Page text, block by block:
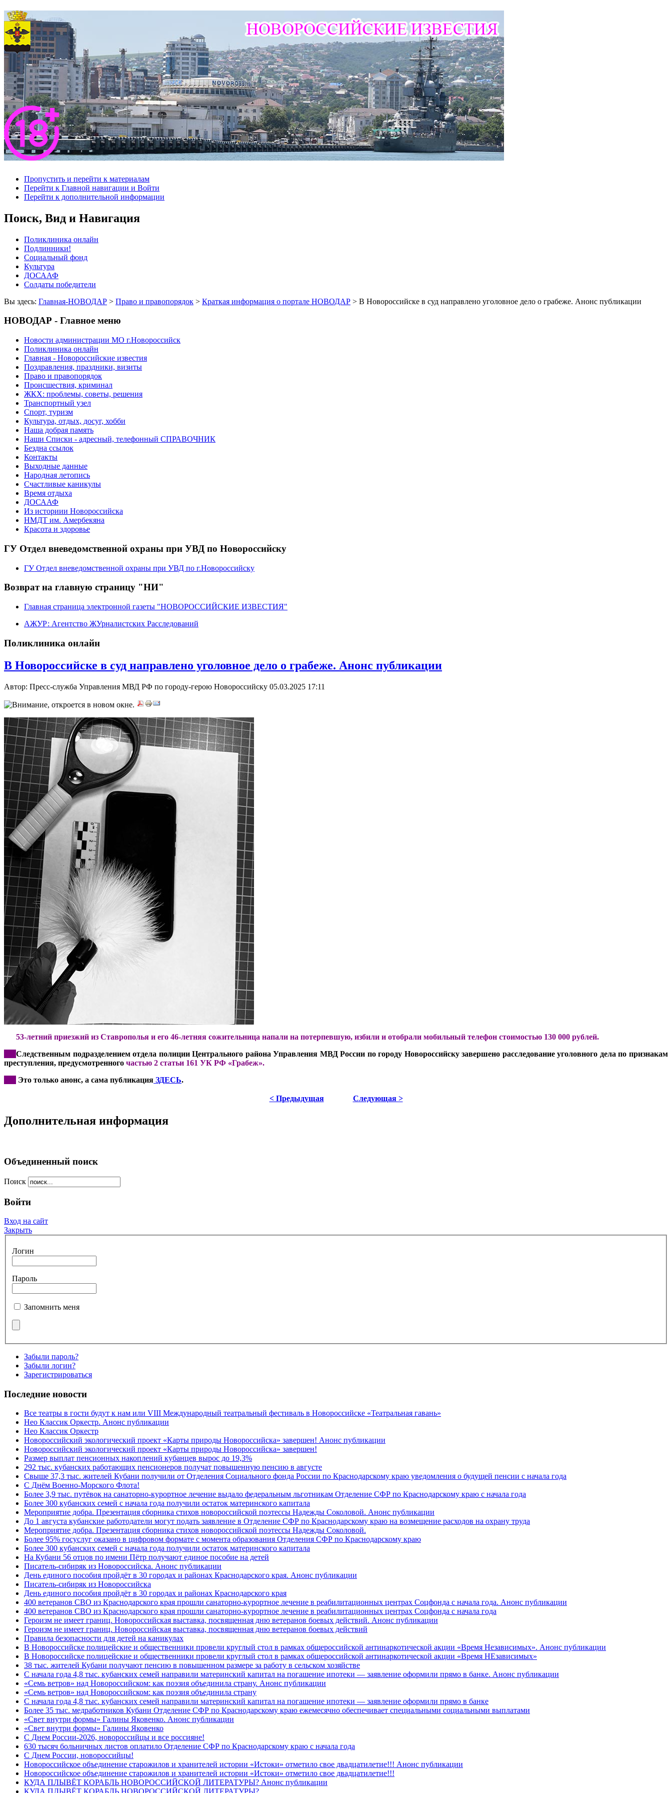
Пропустить и перейти к материалам
Перейти к Главной навигации и Войти
Перейти к дополнительной информации
Поиск, Вид и Навигация
Поликлиника онлайн
Подлинники!
Социальный фонд
Культура
ДОСААФ
Солдаты победители
Вы здесь: Главная-НОВОДАР > Право и правопорядок > Краткая информация о портале НОВОДАР > В Новороссийске в суд направлено уголовное дело о грабеже. Анонс публикации
НОВОДАР - Главное меню
Новости администрации МО г.Новороссийск
Поликлиника онлайн
Главная - Новороссийские известия
Поздравления, праздники, визиты
Право и правопорядок
Происшествия, криминал
ЖКХ: проблемы, советы, решения
Транспортный узел
Спорт, туризм
Культура, отдых, досуг, хобби
Наша добрая память
Наши Списки - адресный, телефонный СПРАВОЧНИК
Бездна ссылок
Контакты
Выходные данные
Народная летопись
Счастливые каникулы
Время отдыха
ДОСААФ
Из историии Новороссийска
НМДТ им. Амербекяна
Красота и здоровье
ГУ Отдел вневедомственной охраны при УВД по Новороссийску
ГУ Отдел вневедомственной охраны при УВД по г.Новороссийску
Возврат на главную страницу "НИ"
Главная страница электронной газеты "НОВОРОССИЙСКИЕ ИЗВЕСТИЯ"
АЖУР: Агентство ЖУрналистских Расследований
Поликлиника онлайн
В Новороссийске в суд направлено уголовное дело о грабеже. Анонс публикации
Автор: Пресс-служба Управления МВД РФ по городу-герою Новороссийску 05.03.2025 17:11
53-летний приезжий из Ставрополья и его 46-летняя сожительница напали на потерпевшую, избили и отобрали мобильный телефон стоимостью 130 000 рублей.
Следственным подразделением отдела полиции Центрального района Управления МВД России по городу Новороссийску завершено расследование уголовного дела по признакам
преступления, предусмотренного частью 2 статьи 161 УК РФ «Грабеж».
Это только анонс, а сама публикация ЗДЕСЬ.
< Предыдущая Следующая >
Дополнительная информация
Объединенный поиск
Поиск
Войти
Вход на сайт
Закрыть
Логин
Пароль
Запомнить меня
Забыли пароль?
Забыли логин?
Зарегистрироваться
Последние новости
Все театры в гости будут к нам или VIII Международный театральный фестиваль в Новороссийске «Театральная гавань»
Нео Классик Оркестр. Анонс публикации
Нео Классик Оркестр
Новороссийский экологический проект «Карты природы Новороссийска» завершен! Анонс публикации
Новороссийский экологический проект «Карты природы Новороссийска» завершен!
Размер выплат пенсионных накоплений кубанцев вырос до 19,3%
292 тыс. кубанских работающих пенсионеров получат повышенную пенсию в августе
Свыше 37,3 тыс. жителей Кубани получили от Отделения Социального фонда России по Краснодарскому краю уведомления о будущей пенсии с начала года
C Днём Военно-Морского Флота!
Более 3,9 тыс. путёвок на санаторно-курортное лечение выдало федеральным льготникам Отделение СФР по Краснодарскому краю с начала года
Более 300 кубанских семей с начала года получили остаток материнского капитала
Мероприятие добра. Презентация сборника стихов новороссийской поэтессы Надежды Соколовой. Анонс публикации
До 1 августа кубанские работодатели могут подать заявление в Отделение СФР по Краснодарскому краю на возмещение расходов на охрану труда
Мероприятие добра. Презентация сборника стихов новороссийской поэтессы Надежды Соколовой.
Более 95% госуслуг оказано в цифровом формате с момента образования Отделения СФР по Краснодарскому краю
Более 300 кубанских семей с начала года получили остаток материнского капитала
На Кубани 56 отцов по имени Пётр получают единое пособие на детей
Писатель-сибиряк из Новороссийска. Анонс публикации
День единого пособия пройдёт в 30 городах и районах Краснодарского края. Анонс публикации
Писатель-сибиряк из Новороссийска
День единого пособия пройдёт в 30 городах и районах Краснодарского края
400 ветеранов СВО из Краснодарского края прошли санаторно-курортное лечение в реабилитационных центрах Соцфонда с начала года. Анонс публикации
400 ветеранов СВО из Краснодарского края прошли санаторно-курортное лечение в реабилитационных центрах Соцфонда с начала года
Героизм не имеет границ. Новороссийская выставка, посвященная дню ветеранов боевых действий. Анонс публикации
Героизм не имеет границ. Новороссийская выставка, посвященная дню ветеранов боевых действий
Правила безопасности для детей на каникулах
В Новороссийске полицейские и общественники провели круглый стол в рамках общероссийской антинаркотической акции «Время Независимых». Анонс публикации
В Новороссийске полицейские и общественники провели круглый стол в рамках общероссийской антинаркотической акции «Время НЕзависимых»
38 тыс. жителей Кубани получают пенсию в повышенном размере за работу в сельском хозяйстве
С начала года 4,8 тыс. кубанских семей направили материнский капитал на погашение ипотеки — заявление оформили прямо в банке. Анонс публикации
«Семь ветров» над Новороссийском: как поэзия объединила страну. Анонс публикации
«Семь ветров» над Новороссийском: как поэзия объединила страну
С начала года 4,8 тыс. кубанских семей направили материнский капитал на погашение ипотеки — заявление оформили прямо в банке
Более 35 тыс. медработников Кубани Отделение СФР по Краснодарскому краю ежемесячно обеспечивает специальными социальными выплатами
«Свет внутри формы» Галины Яковенко. Анонс публикации
«Свет внутри формы» Галины Яковенко
C Днем России-2026, новороссийцы и все россияне!
630 тысяч больничных листов оплатило Отделение СФР по Краснодарскому краю с начала года
C Днем России, новороссийцы!
Новороссийское объединение старожилов и хранителей истории «Истоки» отметило свое двадцатилетие!!! Анонс публикации
Новороссийское объединение старожилов и хранителей истории «Истоки» отметило свое двадцатилетие!!!
КУДА ПЛЫВЁТ КОРАБЛЬ НОВОРОССИЙСКОЙ ЛИТЕРАТУРЫ? Анонс публикации